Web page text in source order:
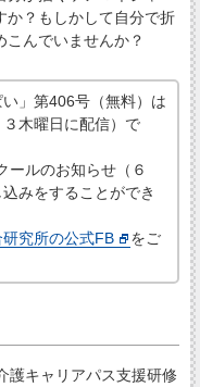
か？もしかして自分で折
こんでいませんか？
」第406号（無料）は
３木曜日に配信）で
ールのお知らせ（６
みをすることができ
究所の公式FB
をご
キャリアパス支援研修